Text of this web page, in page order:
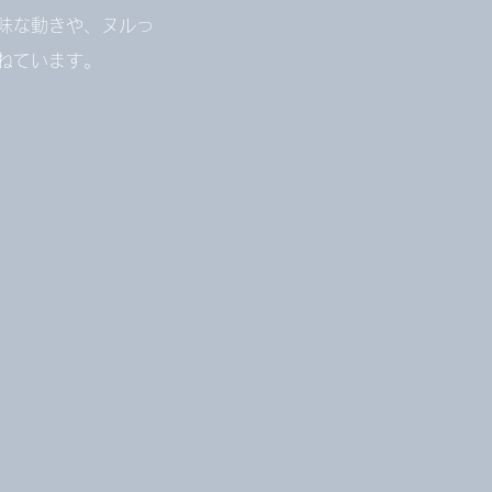
な動きや、ヌルっ
ています。